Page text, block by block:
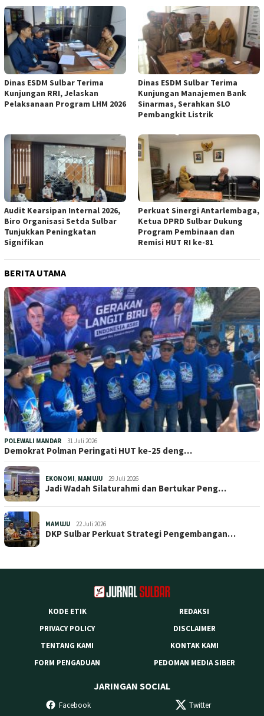
Dinas ESDM Sulbar Terima
Kunjungan RRI, Jelaskan
Pelaksanaan Program LHM 2026
Dinas ESDM Sulbar Terima
Kunjungan Manajemen Bank
Sinarmas, Serahkan SLO
Pembangkit Listrik
Audit Kearsipan Internal 2026,
Biro Organisasi Setda Sulbar
Tunjukkan Peningkatan
Signifikan
Perkuat Sinergi Antarlembaga,
Ketua DPRD Sulbar Dukung
Program Pembinaan dan
Remisi HUT RI ke-81
BERITA UTAMA
POLEWALI MANDAR 31 Juli 2026
Demokrat Polman Peringati HUT ke-25 deng…
EKONOMI, MAMUJU 29 Juli 2026
Jadi Wadah Silaturahmi dan Bertukar Peng…
MAMUJU 22 Juli 2026
DKP Sulbar Perkuat Strategi Pengembangan…
KODE ETIK
REDAKSI
PRIVACY POLICY
DISCLAIMER
TENTANG KAMI
KONTAK KAMI
FORM PENGADUAN
PEDOMAN MEDIA SIBER
JARINGAN SOCIAL
Facebook Twitter